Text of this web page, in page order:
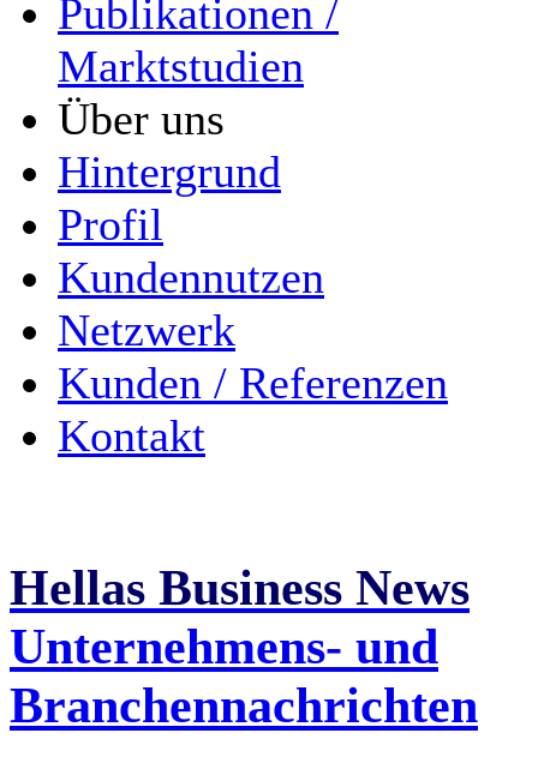
Publikationen /
Marktstudien
Über uns
Hintergrund
Profil
Kundennutzen
Netzwerk
Kunden / Referenzen
Kontakt
Hellas Business News
Unternehmens- und
Branchennachrichten